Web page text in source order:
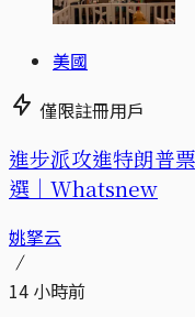
美國
僅限註冊用戶
進步派攻進特朗普
選｜Whatsnew
姚拏云
14 小時前